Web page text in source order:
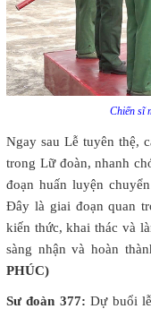
Chiến sĩ
Ngay sau Lễ tuyên thệ,
trong Lữ đoàn, nhanh
đoạn huấn luyện
Đây là giai đoạn quan
kiến thức, khai thác và
sàng nhận và hoàn
PHÚC)
Sư đoàn 377: Dự buổi